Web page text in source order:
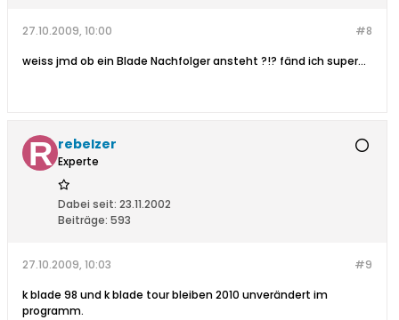
#8
27.10.2009, 10:00
weiss jmd ob ein Blade Nachfolger ansteht ?!? fänd ich super...
rebelzer
Experte
Dabei seit: 23.11.2002
Beiträge: 593
#9
27.10.2009, 10:03
k blade 98 und k blade tour bleiben 2010 unverändert im
programm.